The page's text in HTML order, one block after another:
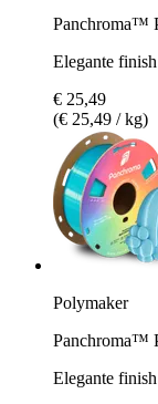
Panchroma™
Elegante
€ 25,49
(€ 25,49 / kg)
Polymaker
Panchroma™
Elegante